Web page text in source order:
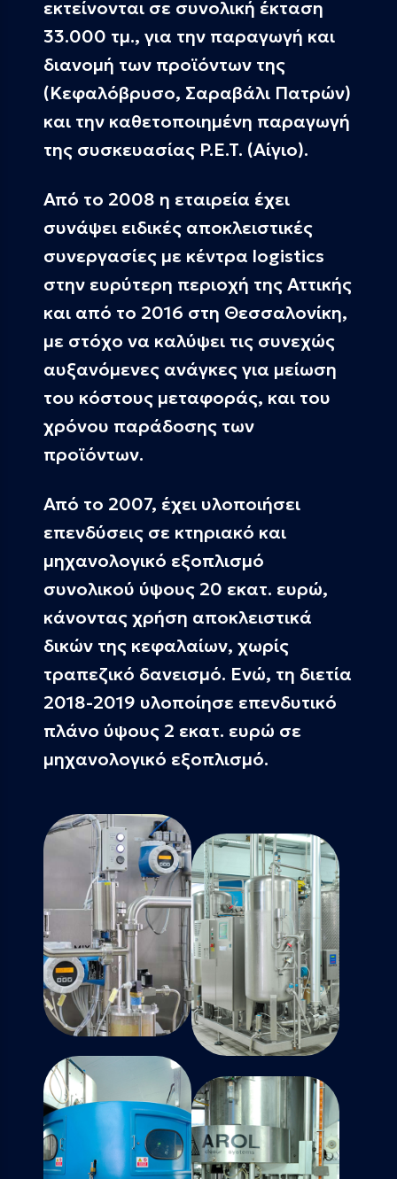
εκτείνονται σε συνολική έκταση
33.000 τμ., για την παραγωγή και
διανομή των προϊόντων της
(Κεφαλόβρυσο, Σαραβάλι Πατρών)
και την καθετοποιημένη παραγωγή
της συσκευασίας P.E.T. (Αίγιο).
Από το 2008 η εταιρεία έχει
συνάψει ειδικές αποκλειστικές
συνεργασίες με κέντρα logistics
στην ευρύτερη περιοχή της Αττικής
και από το 2016 στη Θεσσαλονίκη,
με στόχο να καλύψει τις συνεχώς
αυξανόμενες ανάγκες για μείωση
του κόστους μεταφοράς, και του
χρόνου παράδοσης των
προϊόντων.
Από το 2007, έχει υλοποιήσει
επενδύσεις σε κτηριακό και
μηχανολογικό εξοπλισμό
συνολικού ύψους 20 εκατ. ευρώ,
κάνοντας χρήση αποκλειστικά
δικών της κεφαλαίων, χωρίς
τραπεζικό δανεισμό. Ενώ, τη διετία
2018-2019 υλοποίησε επενδυτικό
πλάνο ύψους 2 εκατ. ευρώ σε
μηχανολογικό εξοπλισμό.